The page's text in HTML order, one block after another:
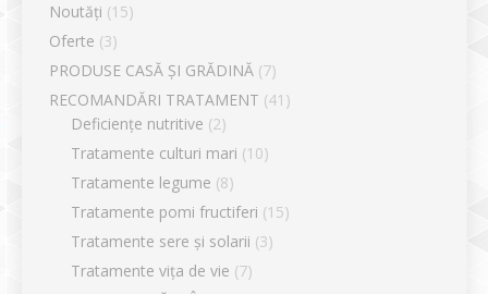
Noutăți (15)
Oferte (3)
PRODUSE CASĂ ȘI GRĂDINĂ (7)
RECOMANDĂRI TRATAMENT (41)
Deficiențe nutritive (2)
Tratamente culturi mari (10)
Tratamente legume (8)
Tratamente pomi fructiferi (15)
Tratamente sere și solarii (3)
Tratamente vița de vie (7)